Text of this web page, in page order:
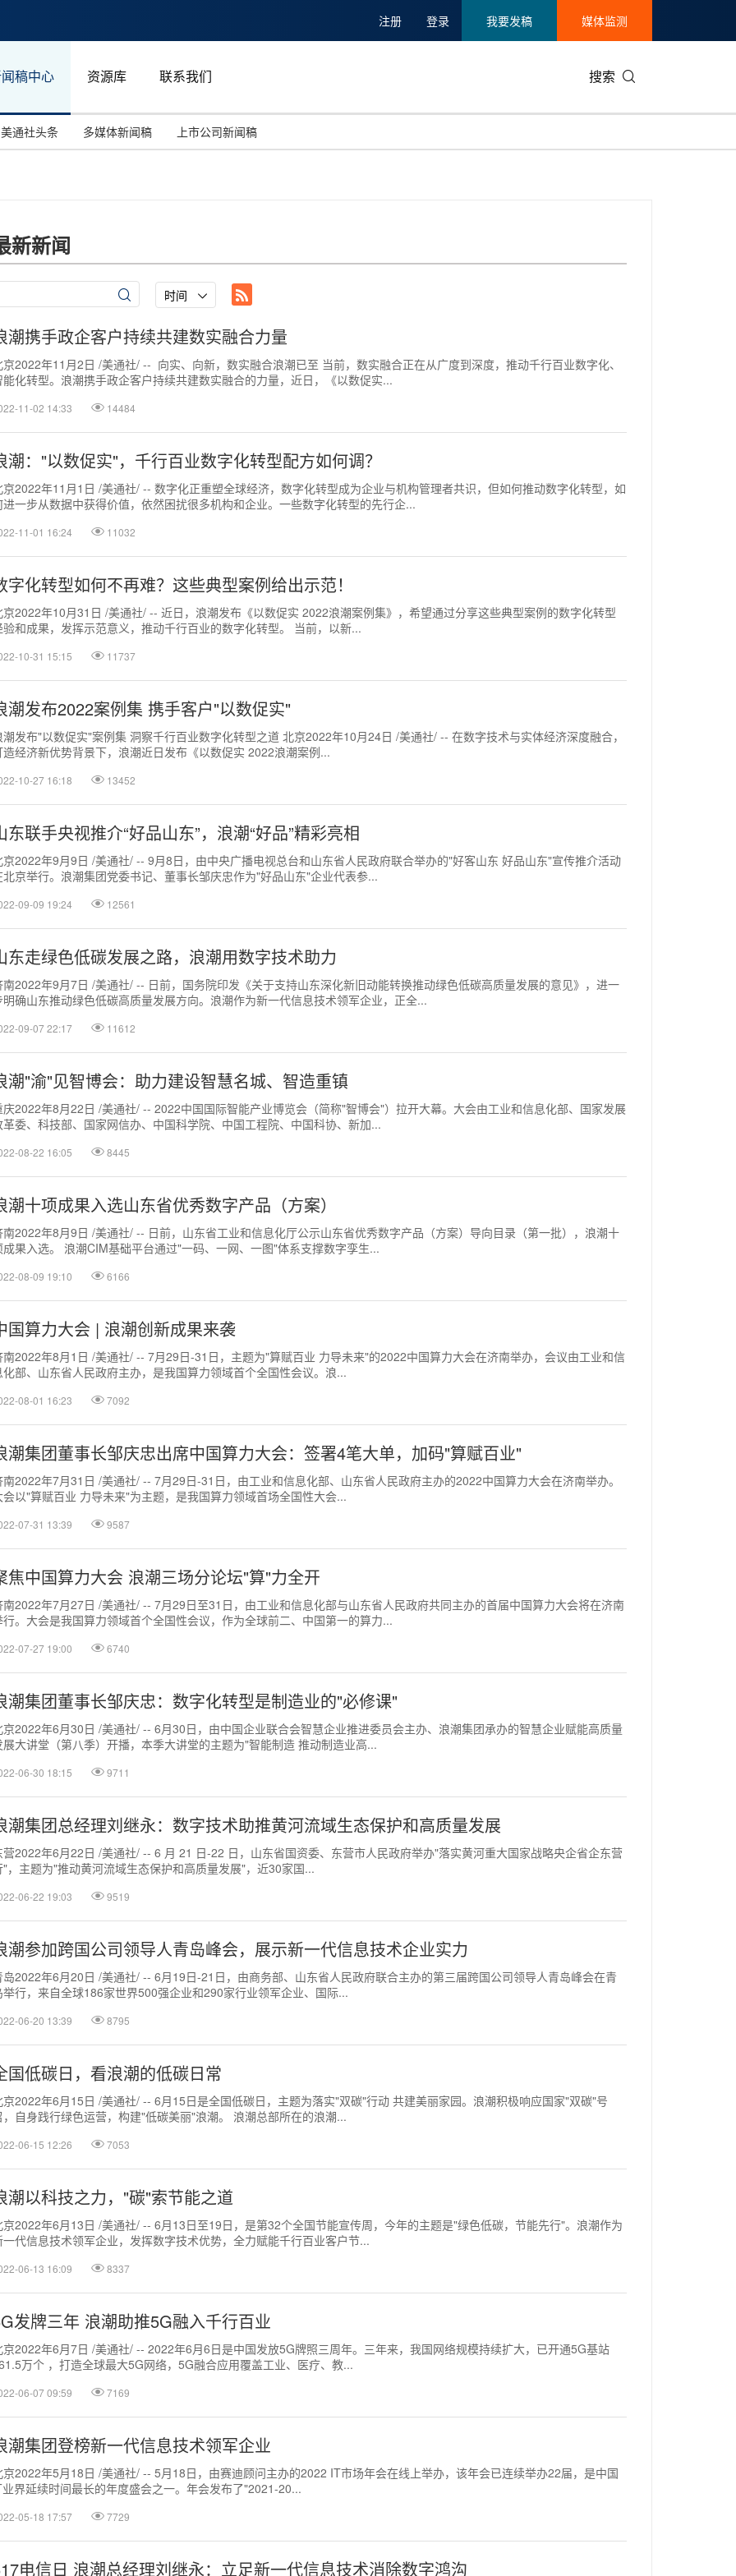
注册 登录 我要发稿 媒体监测
稿中心 资源库 联系我们 搜索
人工智能
美国临床肿瘤学会(ASCO)
汉诺威工业博览会
体育
通信业
广告营销传媒
美通社头条 多媒体新闻稿 上市公司新闻稿
新新闻
时间
潮携手政企客户持续共建数实融合力量
京2022年11月2日 /美通社/ -- 向实、向新，数实融合浪潮已至 当前，数实融合正在从广度到深度，推动千行百业数字化、
能化转型。浪潮携手政企客户持续共建数实融合的力量，近日，《以数促实...
11-02 14:33 14484
潮："以数促实"，千行百业数字化转型配方如何调？
京2022年11月1日 /美通社/ -- 数字化正重塑全球经济，数字化转型成为企业与机构管理者共识，但如何推动数字化转型，如
进一步从数据中获得价值，依然困扰很多机构和企业。一些数字化转型的先行企...
11-01 16:24 11032
字化转型如何不再难？这些典型案例给出示范！
京2022年10月31日 /美通社/ -- 近日，浪潮发布《以数促实 2022浪潮案例集》，希望通过分享这些典型案例的数字化转型
验和成果，发挥示范意义，推动千行百业的数字化转型。 当前，以新...
10-31 15:15 11737
潮发布2022案例集 携手客户"以数促实"
潮发布"以数促实"案例集 洞察千行百业数字化转型之道 北京2022年10月24日 /美通社/ -- 在数字技术与实体经济深度融合，
造经济新优势背景下，浪潮近日发布《以数促实 2022浪潮案例...
10-27 16:18 13452
东联手央视推介“好品山东”，浪潮“好品”精彩亮相
京2022年9月9日 /美通社/ -- 9月8日，由中央广播电视总台和山东省人民政府联合举办的"好客山东 好品山东"宣传推介活动
北京举行。浪潮集团党委书记、董事长邹庆忠作为"好品山东"企业代表参...
09-09 19:24 12561
东走绿色低碳发展之路，浪潮用数字技术助力
南2022年9月7日 /美通社/ -- 日前，国务院印发《关于支持山东深化新旧动能转换推动绿色低碳高质量发展的意见》，进一
明确山东推动绿色低碳高质量发展方向。浪潮作为新一代信息技术领军企业，正全...
09-07 22:17 11612
潮"渝"见智博会：助力建设智慧名城、智造重镇
庆2022年8月22日 /美通社/ -- 2022中国国际智能产业博览会（简称"智博会"）拉开大幕。大会由工业和信息化部、国家发展
革委、科技部、国家网信办、中国科学院、中国工程院、中国科协、新加...
08-22 16:05 8445
潮十项成果入选山东省优秀数字产品（方案）
南2022年8月9日 /美通社/ -- 日前，山东省工业和信息化厅公示山东省优秀数字产品（方案）导向目录（第一批），浪潮十
成果入选。 浪潮CIM基础平台通过"一码、一网、一图"体系支撑数字孪生...
08-09 19:10 6166
国算力大会 | 浪潮创新成果来袭
南2022年8月1日 /美通社/ -- 7月29日-31日，主题为"算赋百业 力导未来"的2022中国算力大会在济南举办，会议由工业和信
化部、山东省人民政府主办，是我国算力领域首个全国性会议。浪...
08-01 16:23 7092
潮集团董事长邹庆忠出席中国算力大会：签署4笔大单，加码"算赋百业"
南2022年7月31日 /美通社/ -- 7月29日-31日，由工业和信息化部、山东省人民政府主办的2022中国算力大会在济南举办。
会以"算赋百业 力导未来"为主题，是我国算力领域首场全国性大会...
07-31 13:39 9587
焦中国算力大会 浪潮三场分论坛"算"力全开
南2022年7月27日 /美通社/ -- 7月29日至31日，由工业和信息化部与山东省人民政府共同主办的首届中国算力大会将在济南
行。大会是我国算力领域首个全国性会议，作为全球前二、中国第一的算力...
07-27 19:00 6740
潮集团董事长邹庆忠：数字化转型是制造业的"必修课"
京2022年6月30日 /美通社/ -- 6月30日，由中国企业联合会智慧企业推进委员会主办、浪潮集团承办的智慧企业赋能高质量
展大讲堂（第八季）开播，本季大讲堂的主题为"智能制造 推动制造业高...
06-30 18:15 9711
潮集团总经理刘继永：数字技术助推黄河流域生态保护和高质量发展
营2022年6月22日 /美通社/ -- 6 月 21 日-22 日，山东省国资委、东营市人民政府举办"落实黄河重大国家战略央企省企东营
"，主题为"推动黄河流域生态保护和高质量发展"，近30家国...
06-22 19:03 9519
潮参加跨国公司领导人青岛峰会，展示新一代信息技术企业实力
岛2022年6月20日 /美通社/ -- 6月19日-21日，由商务部、山东省人民政府联合主办的第三届跨国公司领导人青岛峰会在青
举行，来自全球186家世界500强企业和290家行业领军企业、国际...
06-20 13:39 8795
国低碳日，看浪潮的低碳日常
京2022年6月15日 /美通社/ -- 6月15日是全国低碳日，主题为落实"双碳"行动 共建美丽家园。浪潮积极响应国家"双碳"号
，自身践行绿色运营，构建"低碳美丽"浪潮。 浪潮总部所在的浪潮...
06-15 12:26 7053
潮以科技之力，"碳"索节能之道
京2022年6月13日 /美通社/ -- 6月13日至19日，是第32个全国节能宣传周，今年的主题是"绿色低碳，节能先行"。浪潮作为
一代信息技术领军企业，发挥数字技术优势，全力赋能千行百业客户节...
06-13 16:09 8337
发牌三年 浪潮助推5G融入千行百业
京2022年6月7日 /美通社/ -- 2022年6月6日是中国发放5G牌照三周年。三年来，我国网络规模持续扩大，已开通5G基站
万个 ，打造全球最大5G网络，5G融合应用覆盖工业、医疗、教...
06-07 09:59 7169
潮集团登榜新一代信息技术领军企业
京2022年5月18日 /美通社/ -- 5月18日，由赛迪顾问主办的2022 IT市场年会在线上举办，该年会已连续举办22届，是中国
业界延续时间最长的年度盛会之一。年会发布了"2021-20...
05-18 17:57 7729
电信日 浪潮总经理刘继永：立足新一代信息技术消除数字鸿沟